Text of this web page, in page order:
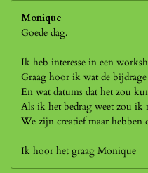
Monique
Goede dag,
Ik heb interesse in een
Graag hoor ik wat de bijdrage
En wat datums dat het zou
Als ik het bedrag weet zou ik
We zijn creatief maar hebben
Ik hoor het graag Monique